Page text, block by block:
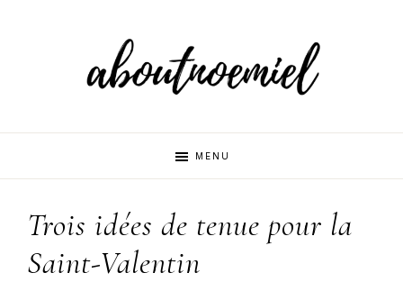
Lifestyle
MENU
Trois idées de tenue pour la
Saint-Valentin